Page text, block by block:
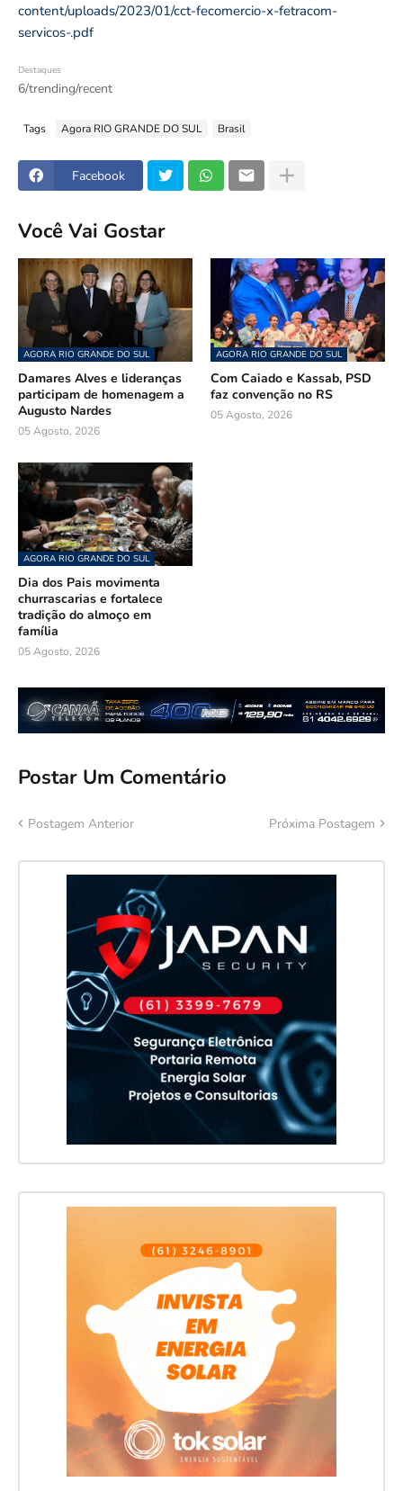
content/uploads/2023/01/cct-fecomercio-x-fetracom-
servicos-.pdf
Destaques
6/trending/recent
Tags Agora RIO GRANDE DO SUL Brasil
Facebook
Você Vai Gostar
AGORA RIO GRANDE DO SUL
Damares Alves e lideranças
participam de homenagem a
Augusto Nardes
05 Agosto, 2026
AGORA RIO GRANDE DO SUL
Com Caiado e Kassab, PSD
faz convenção no RS
05 Agosto, 2026
AGORA RIO GRANDE DO SUL
Dia dos Pais movimenta
churrascarias e fortalece
tradição do almoço em
família
05 Agosto, 2026
Postar Um Comentário
Postagem Anterior Próxima Postagem